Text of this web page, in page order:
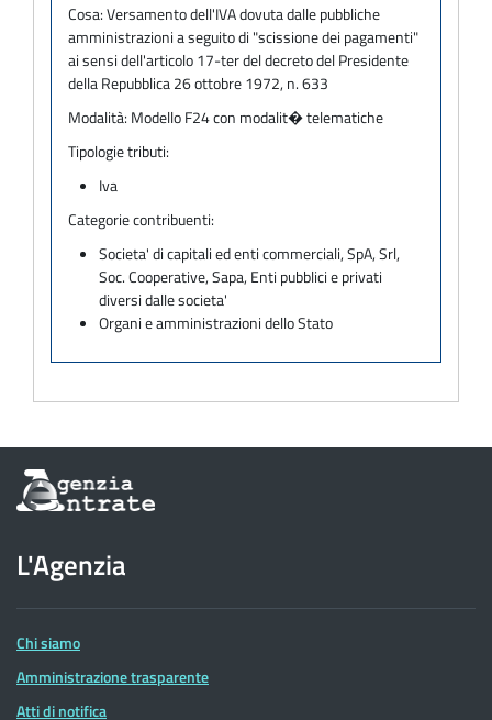
Cosa:Versamento dell'IVA dovuta dalle pubbliche
amministrazioni a seguito di "scissione dei pagamenti"
ai sensi dell'articolo 17-ter del decreto del Presidente
della Repubblica 26 ottobre 1972, n. 633
Modalità: Modello F24 con modalit� telematiche
Tipologie tributi:
Iva
Categorie contribuenti:
Societa' di capitali ed enti commerciali, SpA, Srl,
Soc. Cooperative, Sapa, Enti pubblici e privati
diversi dalle societa'
Organi e amministrazioni dello Stato
Informazioni
sul
dell'Agenzia
delle
Entrate
L'Agenzia
Chi siamo
Amministrazione trasparente
Atti di notifica